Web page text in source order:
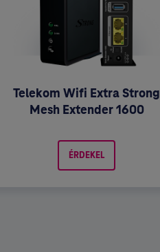
Telekom Wifi Extra Strong
Mesh Extender 1600
ÉRDEKEL